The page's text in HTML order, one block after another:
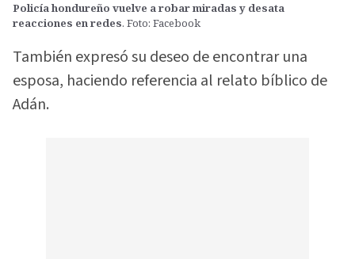
Policía hondureño vuelve a robar miradas y desata
reacciones en redes. Foto: Facebook
También expresó su deseo de encontrar una
esposa, haciendo referencia al relato bíblico de
Adán.